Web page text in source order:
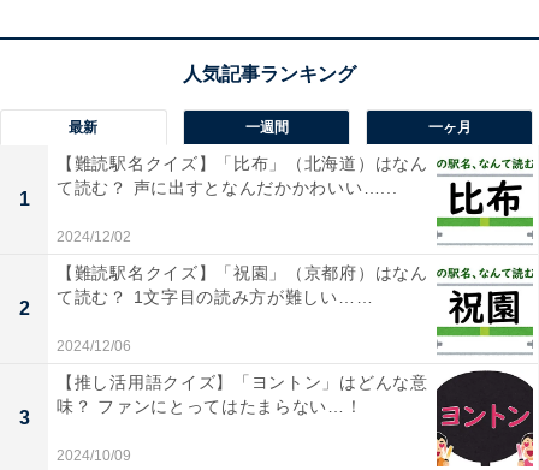
【並び替えクイズ】解けるとスッキリ！「お い
う せ め い」を並び替えると？ 1分以内で挑戦
しよう
1 2
最新 一週間 一ヶ月
1
【難読駅名クイズ】「比布」（北海道）はなん
て読む？ 声に出すとなんだかかわいい…...
2024/12/02
2
【難読駅名クイズ】「祝園」（京都府）はなん
て読む？ 1文字目の読み方が難しい……
2024/12/06
3
【推し活用語クイズ】「ヨントン」はどんな意
味？ ファンにとってはたまらない…！
2024/10/09